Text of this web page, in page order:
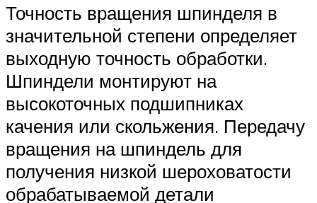
Точность вращения шпинделя в
значительной степени определяет
выходную точность обработки.
Шпиндели монтируют на
высокоточных подшипниках
качения или скольжения. Передачу
вращения на шпиндель для
получения низкой шероховатости
обрабатываемой детали